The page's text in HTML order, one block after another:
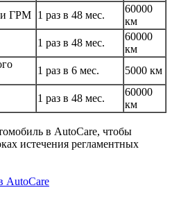
ГРМ 1 раз в 48 мес.
60000
км
1 раз в 48 мес.
60000
км
1 раз в 6 мес. 5000 км
1 раз в 48 мес.
60000
км
в AutoCare, чтобы
истечения регламентных
AutoCare